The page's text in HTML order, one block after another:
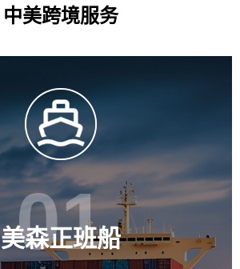
中美跨境服务
01
美森正班船